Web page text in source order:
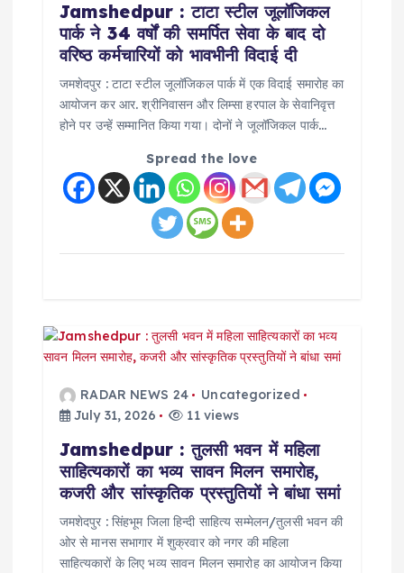
Jamshedpur : टाटा स्टील जूलॉजिकल
पार्क ने 34 वर्षों की समर्पित सेवा के बाद दो
वरिष्ठ कर्मचारियों को भावभीनी विदाई दी
जमशेदपुर : टाटा स्टील जूलॉजिकल पार्क में एक विदाई समारोह का
आयोजन कर आर. श्रीनिवासन और लिम्सा हरपाल के सेवानिवृत्त
होने पर उन्हें सम्मानित किया गया। दोनों ने जूलॉजिकल पार्क…
Spread the love
RADAR NEWS 24
Uncategorized
July 31, 2026
11 views
Jamshedpur : तुलसी भवन में महिला
साहित्यकारों का भव्य सावन मिलन समारोह,
कजरी और सांस्कृतिक प्रस्तुतियों ने बांधा समां
जमशेदपुर : सिंहभूम जिला हिन्दी साहित्य सम्मेलन/तुलसी भवन की
ओर से मानस सभागार में शुक्रवार को नगर की महिला
साहित्यकारों के लिए भव्य सावन मिलन समारोह का आयोजन किया